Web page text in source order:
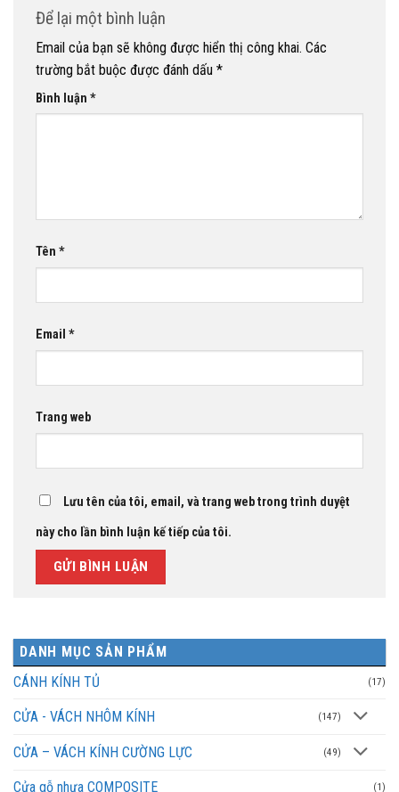
Để lại một bình luận
Email của bạn sẽ không được hiển thị công khai. Các
trường bắt buộc được đánh dấu *
Bình luận *
Tên *
Email *
Trang web
Lưu tên của tôi, email, và trang web trong trình duyệt
này cho lần bình luận kế tiếp của tôi.
DANH MỤC SẢN PHẨM
CÁNH KÍNH TỦ
(17)
CỬA - VÁCH NHÔM KÍNH (147)
CỬA – VÁCH KÍNH CƯỜNG LỰC (49)
Cửa gỗ nhựa COMPOSITE (1)